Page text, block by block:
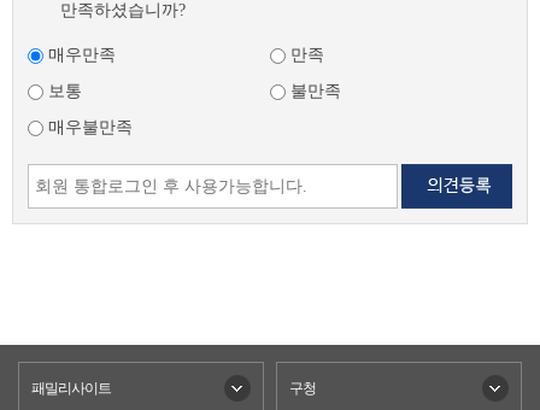
만족하셨습니까?
매우만족
만족
보통
불만족
매우불만족
패밀리사이트 구청